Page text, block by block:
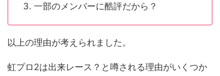
一部のメンバーに酷評だから？
以上の理由が考えられました。
虹プロ2は出来レース？と噂される理由がいくつか